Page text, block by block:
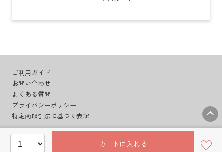
カートに入れる
ご利用ガイド
お問い合わせ
よくある質問
プライバシーポリシー
特定商取引法に基づく表記
© BudoonoMori Co.,Ltd.